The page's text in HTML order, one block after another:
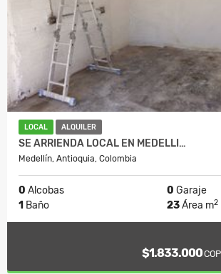
LOCAL ALQUILER
SE ARRIENDA LOCAL EN MEDELLI…
Medellín, Antioquia, Colombia
0 Alcobas 0 Garaje
1 Baño 23Área m2
$1.833.000COP